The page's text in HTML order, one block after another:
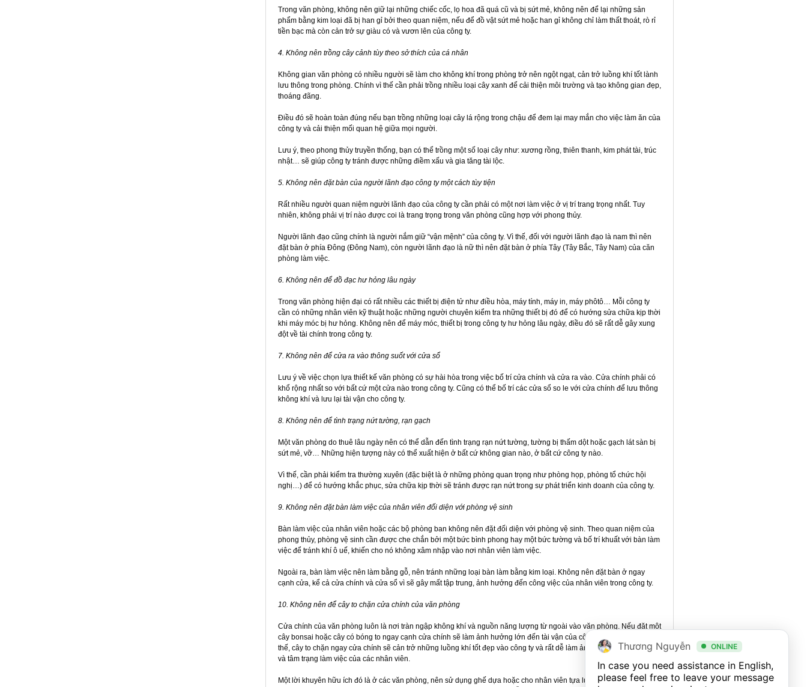
Trong văn phòng, không nên giữ lại những chiếc cốc, lọ hoa đã quá cũ và bị sứt mẻ, không nên để lại những sản
phẩm bằng kim loại đã bị han gỉ bởi theo quan niệm, nếu để đồ vật sứt mẻ hoặc han gỉ không chỉ làm thất thoát, rò rỉ
tiền bạc mà còn cản trở sự giàu có và vươn lên của công ty.
4. Không nên trồng cây cảnh tùy theo sở thích của cá nhân
Không gian văn phòng có nhiều người sẽ làm cho không khí trong phòng trở nên ngột ngạt, cản trở luồng khí tốt lành
lưu thông trong phòng. Chính vì thế cần phải trồng nhiều loại cây xanh để cải thiện môi trường và tạo không gian đẹp,
thoáng đãng.
Điều đó sẽ hoàn toàn đúng nếu bạn trồng những loại cây lá rộng trong chậu để đem lại may mắn cho việc làm ăn của
công ty và cải thiện mối quan hệ giữa mọi người.
Lưu ý, theo phong thủy truyền thống, bạn có thể trồng một số loại cây như: xương rồng, thiên thanh, kim phát tài, trúc
nhật… sẽ giúp công ty tránh được những điềm xấu và gia tăng tài lộc.
5. Không nên đặt bàn của người lãnh đạo công ty một cách tùy tiện
Rất nhiều người quan niệm người lãnh đạo của công ty cần phải có một nơi làm việc ở vị trí trang trọng nhất. Tuy
nhiên, không phải vị trí nào được coi là trang trọng trong văn phòng cũng hợp với phong thủy.
Người lãnh đạo cũng chính là người nắm giữ “vận mệnh” của công ty. Vì thế, đối với người lãnh đạo là nam thì nên
đặt bàn ở phía Đông (Đông Nam), còn người lãnh đạo là nữ thì nên đặt bàn ở phía Tây (Tây Bắc, Tây Nam) của căn
phòng làm việc.
6. Không nên để đồ đạc hư hỏng lâu ngày
Trong văn phòng hiện đại có rất nhiều các thiết bị điện tử như điều hòa, máy tính, máy in, máy phôtô… Mỗi công ty
cần có những nhân viên kỹ thuật hoặc những người chuyên kiểm tra những thiết bị đó để có hướng sửa chữa kịp thời
khi máy móc bị hư hỏng. Không nên để máy móc, thiết bị trong công ty hư hỏng lâu ngày, điều đó sẽ rất dễ gây xung
đột về tài chính trong công ty.
7. Không nên để cửa ra vào thông suốt với cửa sổ
Lưu ý về việc chọn lựa thiết kế văn phòng có sự hài hòa trong việc bố trí cửa chính và cửa ra vào. Cửa chính phải có
khổ rộng nhất so với bất cứ một cửa nào trong công ty. Cũng có thể bố trí các cửa sổ so le với cửa chính để lưu thông
không khí và lưu lại tài vận cho công ty.
8. Không nên để tình trạng nứt tường, rạn gạch
Một văn phòng do thuê lâu ngày nên có thể dẫn đến tình trạng rạn nứt tường, tường bị thấm dột hoặc gạch lát sàn bị
sứt mẻ, vỡ… Những hiện tượng này có thể xuất hiện ở bất cứ không gian nào, ở bất cứ công ty nào.
Vì thế, cần phải kiểm tra thường xuyên (đặc biệt là ở những phòng quan trọng như phòng họp, phòng tổ chức hội
nghị…) để có hướng khắc phục, sửa chữa kịp thời sẽ tránh được rạn nứt trong sự phát triển kinh doanh của công ty.
9. Không nên đặt bàn làm việc của nhân viên đối diện với phòng vệ sinh
Bàn làm việc của nhân viên hoặc các bộ phòng ban không nên đặt đối diện với phòng vệ sinh. Theo quan niệm của
phong thủy, phòng vệ sinh cần được che chắn bởi một bức bình phong hay một bức tường và bố trí khuất với bàn làm
việc để tránh khí ô uế, khiến cho nó không xâm nhập vào nơi nhân viên làm việc.
Ngoài ra, bàn làm việc nên làm bằng gỗ, nên tránh những loại bàn làm bằng kim loại. Không nên đặt bàn ở ngay
cạnh cửa, kể cả cửa chính và cửa sổ vì sẽ gây mất tập trung, ảnh hưởng đến công việc của nhân viên trong công ty.
10. Không nên để cây to chặn cửa chính của văn phòng
Cửa chính của văn phòng luôn là nơi tràn ngập không khí và nguồn năng lượng từ ngoài vào văn phòng. Nếu đặt một
cây bonsai hoặc cây có bóng to ngay cạnh cửa chính sẽ làm ảnh hưởng lớn đến tài vận của công ty. Không những
thế, cây to chặn ngay cửa chính sẽ cản trở những luồng khí tốt đẹp vào công ty và rất dễ làm ảnh hưởng đến sức khoẻ
và tâm trạng làm việc của các nhân viên.
Một lời khuyên hữu ích đó là ở các văn phòng, nên sử dụng ghế dựa hoặc cho nhân viên tựa lưng vào tường, tủ. Điều
Thương Nguyễn ONLINE
In case you need assistance in English,
please feel free to leave your message